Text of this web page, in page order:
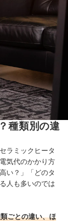
種類別の違
ラミックヒータ
気代のかかり方
い？」「どのタ
人も多いのでは
ごとの違い、ほ